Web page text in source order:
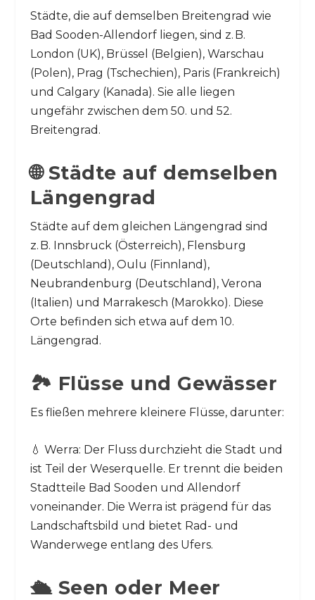
Städte, die auf demselben Breitengrad wie
Bad Sooden-Allendorf liegen, sind z. B.
London (UK), Brüssel (Belgien), Warschau
(Polen), Prag (Tschechien), Paris (Frankreich)
und Calgary (Kanada). Sie alle liegen
ungefähr zwischen dem 50. und 52.
Breitengrad.
🌐 Städte auf demselben
Längengrad
Städte auf dem gleichen Längengrad sind
z. B. Innsbruck (Österreich), Flensburg
(Deutschland), Oulu (Finnland),
Neubrandenburg (Deutschland), Verona
(Italien) und Marrakesch (Marokko). Diese
Orte befinden sich etwa auf dem 10.
Längengrad.
🏞️ Flüsse und Gewässer
Es fließen mehrere kleinere Flüsse, darunter:
💧 Werra: Der Fluss durchzieht die Stadt und
ist Teil der Weserquelle. Er trennt die beiden
Stadtteile Bad Sooden und Allendorf
voneinander. Die Werra ist prägend für das
Landschaftsbild und bietet Rad- und
Wanderwege entlang des Ufers.
🛳️ Seen oder Meer